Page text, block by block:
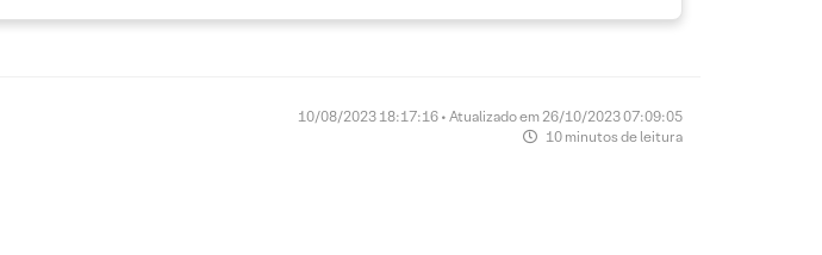
10/08/2023 18:17:16 • Atualizado em 26/10/2023 07:09:05
10 minutos de leitura